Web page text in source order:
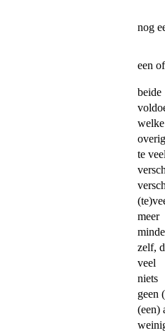
nog
een
beide
overig
te
meer
zelf,
veel
niets
geen
(een)